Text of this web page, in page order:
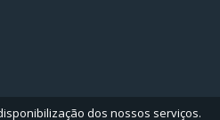
dos nossos serviços.